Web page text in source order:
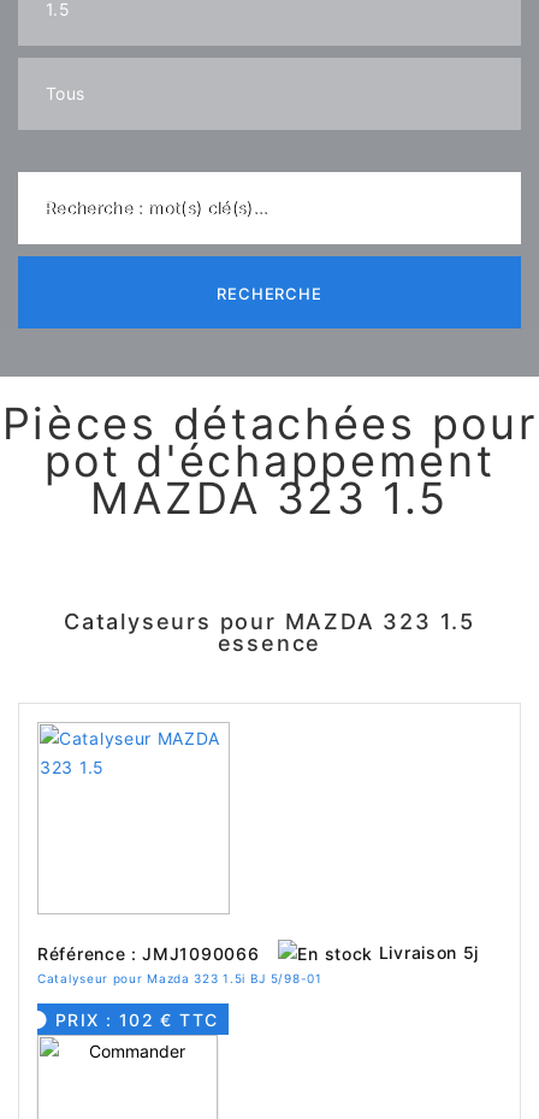
Recherche : mot(s) clé(s)...
RECHERCHE
Pièces détachées pour
pot d'échappement
MAZDA 323 1.5
Catalyseurs pour MAZDA 323 1.5
essence
Référence : JMJ1090066 Livraison 5j
Catalyseur pour Mazda 323 1.5i BJ 5/98-01
PRIX : 102 € TTC